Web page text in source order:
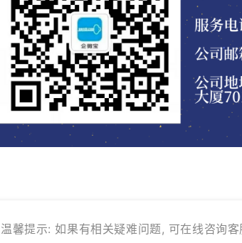
温馨提示: 如果有相关疑难问题, 可在线咨询客